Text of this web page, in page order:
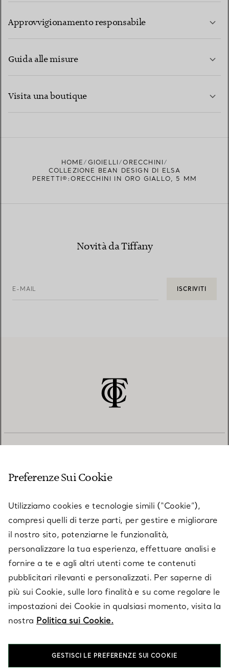
Approvvigionamento responsabile
Guida alle misure
Visita una boutique
HOME GIOIELLI
ORECCHINI
COLLEZIONE BEAN DESIGN DI ELSA
PERETTI®:ORECCHINI IN ORO GIALLO, 5 MM
Novità da Tiffany
E-MAIL ISCRIVITI
SU TIFFANY & CO.
LEGALE
SEGUICI
Preferenze Sui Cookie
Utilizziamo cookies e tecnologie simili (“Cookie”),
compresi quelli di terze parti, per gestire e migliorare
il nostro sito, potenziarne le funzionalità,
personalizzare la tua esperienza, effettuare analisi e
fornire a te e agli altri utenti come te contenuti
pubblicitari rilevanti e personalizzati. Per saperne di
più sui Cookie, sulle loro finalità e su come regolare le
impostazioni dei Cookie in qualsiasi momento, visita la
nostra Politica sui Cookie.
GESTISCI LE PREFERENZE SUI COOKIE